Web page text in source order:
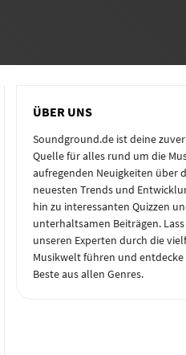
ÜBER UNS
Soundground.de ist deine
Quelle für alles rund um die
aufregenden Neuigkeiten über
neuesten Trends und
hin zu interessanten Quizzen
unterhaltsamen Beiträgen.
unseren Experten durch die
Musikwelt führen und entdecke
Beste aus allen Genres.